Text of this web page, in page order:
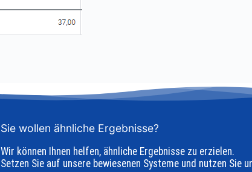
Sie wollen ähnliche Ergebnisse?
Wir können Ihnen helfen, ähnliche Ergebnisse zu erzielen.
Setzen Sie auf unsere bewiesenen Systeme und nutzen Sie